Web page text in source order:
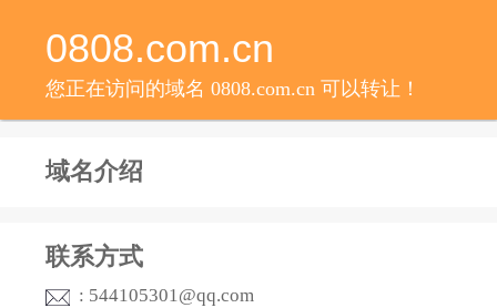
0808.com.cn
您正在访问的域名 0808.com.cn 可以转让！
域名介绍
联系方式
: 544105301@qq.com